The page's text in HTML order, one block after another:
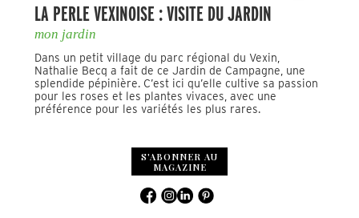
LA PERLE VEXINOISE : VISITE DU JARDIN
mon jardin
Dans un petit village du parc régional du Vexin,
Nathalie Becq a fait de ce Jardin de Campagne, une
splendide pépinière. C’est ici qu’elle cultive sa passion
pour les roses et les plantes vivaces, avec une
préférence pour les variétés les plus rares.
S'ABONNER AU
MAGAZINE